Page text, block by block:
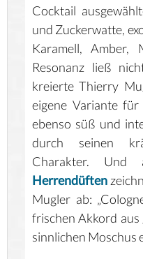
Cocktail
und Zuckerwatte,
Karamell, Amber,
Resonanz ließ
kreierte Thierry
eigene Variante
ebenso süß und
durch seinen
Charakter.
Herrendüften
Mugler ab:
frischen Akkord
sinnlichen Moschus